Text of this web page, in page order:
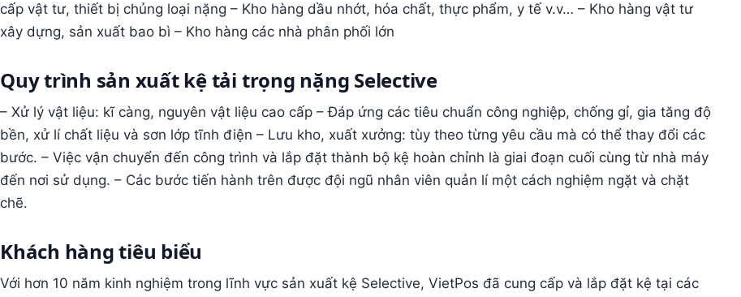
cấp vật tư, thiết bị chủng loại nặng – Kho hàng dầu nhớt, hóa chất, thực phẩm, y tế v.v… – Kho hàng vật tư
xây dựng, sản xuất bao bì – Kho hàng các nhà phân phối lớn
Quy trình sản xuất kệ tải trọng nặng Selective
– Xử lý vật liệu: kĩ càng, nguyên vật liệu cao cấp – Đáp ứng các tiêu chuẩn công nghiệp, chống gỉ, gia tăng độ
bền, xử lí chất liệu và sơn lớp tĩnh điện – Lưu kho, xuất xưởng: tùy theo từng yêu cầu mà có thể thay đổi các
bước. – Việc vận chuyển đến công trình và lắp đặt thành bộ kệ hoàn chỉnh là giai đoạn cuối cùng từ nhà máy
đến nơi sử dụng. – Các bước tiến hành trên được đội ngũ nhân viên quản lí một cách nghiệm ngặt và chặt
chẽ.
Khách hàng tiêu biểu
Với hơn 10 năm kinh nghiệm trong lĩnh vực sản xuất kệ Selective, VietPos đã cung cấp và lắp đặt kệ tại các